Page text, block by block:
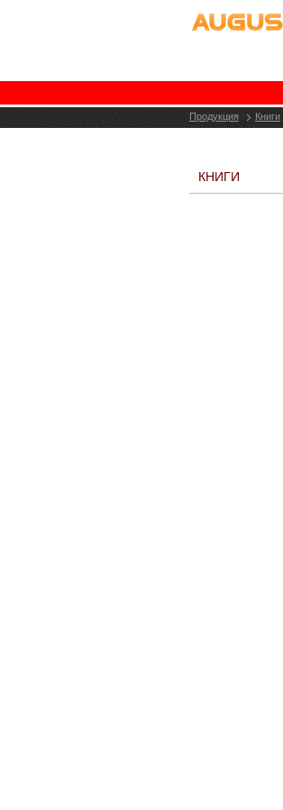
Продукция Книги
КНИГИ